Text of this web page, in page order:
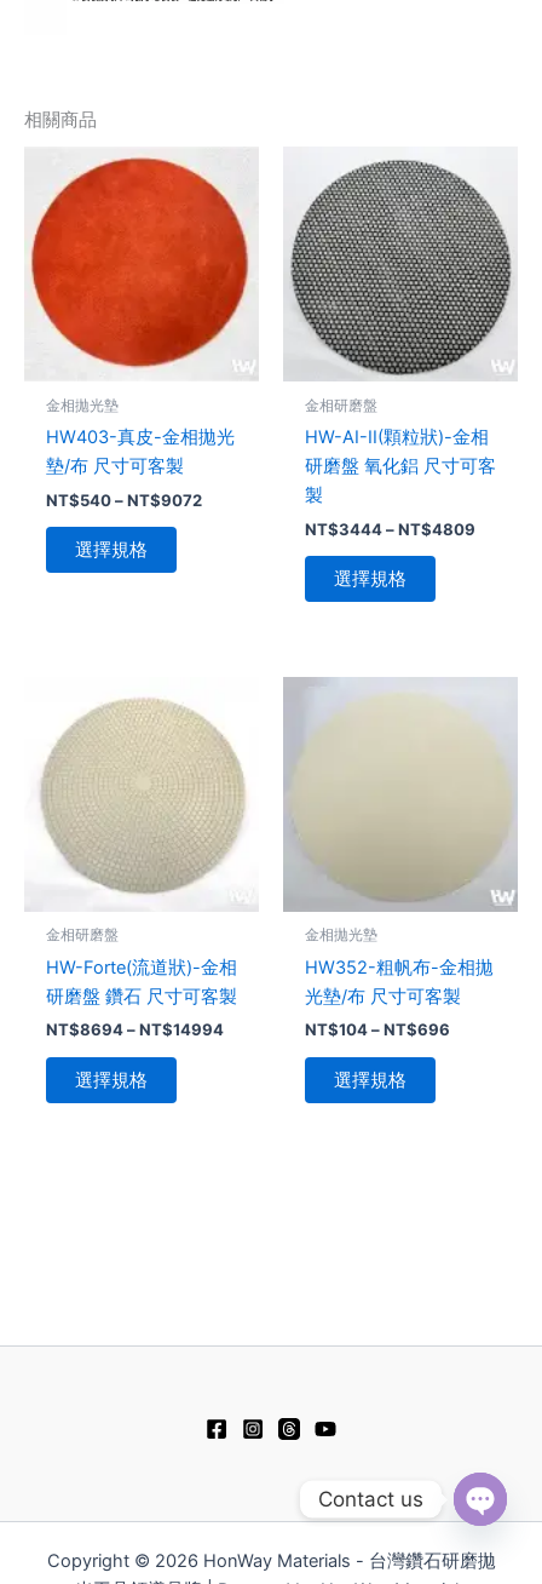
相關商品
金相拋光墊
HW403-真皮-金相拋光
墊/布 尺寸可客製
NT$540 – NT$9072
格
範
圍：
NT$540
NT$9072
選擇規格
此
式。
產
品
頁
選
金相研磨盤
HW-AI-II(顆粒狀)-金相
研磨盤 氧化鋁 尺寸可客
製
NT$3444 – NT$4809
範
圍：
到
選擇規格
此
產
品
有
多
種
款
式。
產
品
面
擇
金相研磨盤
HW-Forte(流道狀)-金相
研磨盤 鑽石 尺寸可客製
NT$8694 – NT$14994
圍：
NT$8694
到
NT$14994
選擇規格
產
品
有
多
種
款
式。
產
品
頁
面
選
金相拋光墊
HW352-粗帆布-金相拋
光墊/布 尺寸可客製
NT$104 – NT$696
格
選擇規格
式。
產
品
頁
面
選
Copyright © 2026 HonWay Materials - 台灣鑽石研磨拋
Contact us
Open
chaty